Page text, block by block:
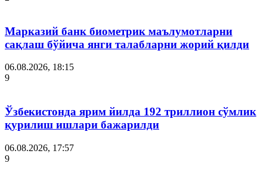
Марказий банк биометрик маълумотларни
сақлаш бўйича янги талабларни жорий қилди
06.08.2026, 18:15
9
Ўзбекистонда ярим йилда 192 триллион сўмлик
қурилиш ишлари бажарилди
06.08.2026, 17:57
9